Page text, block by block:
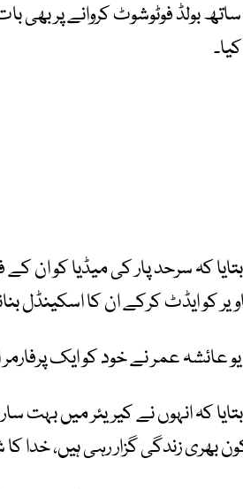
بولڈ فوٹوشوٹ کروانے پر بھی بات
بتایا کہ سرحد پار کی میڈیا کو
کو ایڈٹ کرکے ان کا اسکینڈل
عائشہ عمر نے خود کو ایک
بتایا کہ انہوں نے کیریئر میں بہت
بھری زندگی گزار رہی ہیں، خدا